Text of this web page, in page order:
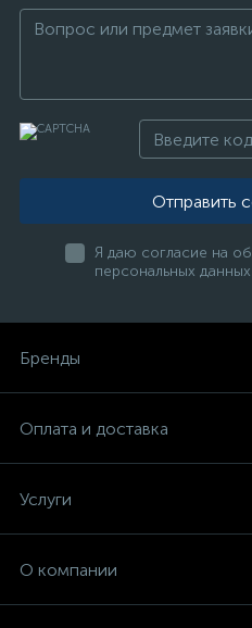
Отправить
Я даю согласие на
персональных данных
Бренды
Оплата и доставка
Услуги
О компании